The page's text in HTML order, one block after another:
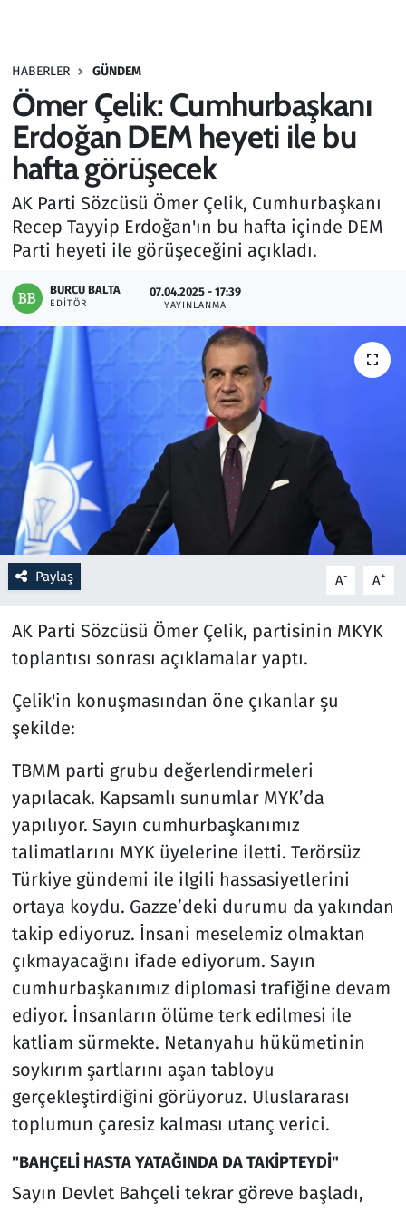
HABERLER GÜNDEM
Ömer Çelik: Cumhurbaşkanı
Erdoğan DEM heyeti ile bu
hafta görüşecek
AK Parti Sözcüsü Ömer Çelik, Cumhurbaşkanı
Recep Tayyip Erdoğan'ın bu hafta içinde DEM
Parti heyeti ile görüşeceğini açıkladı.
BURCU BALTA
EDITÖR
07.04.2025 - 17:39
YAYINLANMA
Paylaş A- A+
AK Parti Sözcüsü Ömer Çelik, partisinin MKYK
toplantısı sonrası açıklamalar yaptı.
Çelik'in konuşmasından öne çıkanlar şu
şekilde:
TBMM parti grubu değerlendirmeleri
yapılacak. Kapsamlı sunumlar MYK’da
yapılıyor. Sayın cumhurbaşkanımız
talimatlarını MYK üyelerine iletti. Terörsüz
Türkiye gündemi ile ilgili hassasiyetlerini
ortaya koydu. Gazze’deki durumu da yakından
takip ediyoruz. İnsani meselemiz olmaktan
çıkmayacağını ifade ediyorum. Sayın
cumhurbaşkanımız diplomasi trafiğine devam
ediyor. İnsanların ölüme terk edilmesi ile
katliam sürmekte. Netanyahu hükümetinin
soykırım şartlarını aşan tabloyu
gerçekleştirdiğini görüyoruz. Uluslararası
toplumun çaresiz kalması utanç verici.
"BAHÇELİ HASTA YATAĞINDA DA TAKİPTEYDİ"
Sayın Devlet Bahçeli tekrar göreve başladı,
Haber
Kültür Sanat
Kurumsal Haberler
Lezzet Durağı
Memur ve Kamu
Otomobil
Oyun
Resmi İlanlar
Rüya Tabirleri
Sağlık
Savunma Sanayi
Seçim 2023
Teknoloji ve Bilim
Televizyon